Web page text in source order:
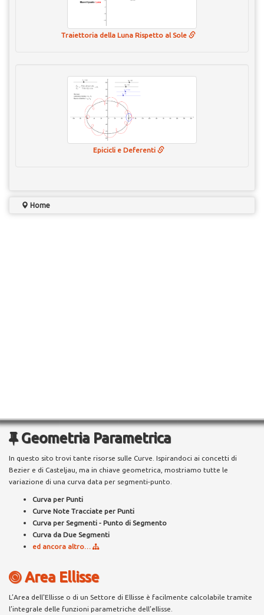
Traiettoria della Luna Rispetto al Sole
Epicicli e Deferenti
Home
Geometria Parametrica
In questo sito trovi tante risorse sulle Curve. Ispirandoci ai concetti di
Bezier e di Casteljau, ma in chiave geometrica, mostriamo tutte le
variazione di una curva data per segmenti-punto.
Curva per Punti
Curve Note Tracciate per Punti
Curva per Segmenti - Punto di Segmento
Curva da Due Segmenti
ed ancora altro…
Area Ellisse
L’Area dell'Ellisse o di un Settore di Ellisse è facilmente calcolabile tramite
l’integrale delle funzioni parametriche dell’ellisse.